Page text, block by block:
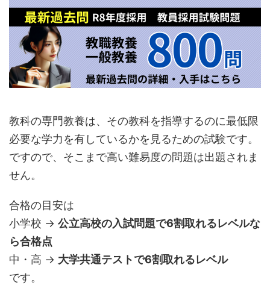
教科の専門教養は、その教科を指導するのに最低限
必要な学力を有しているかを見るための試験です。
ですので、そこまで高い難易度の問題は出題されま
せん。
合格の目安は
小学校 → 公立高校の入試問題で6割取れるレベルな
ら合格点
中・高 → 大学共通テストで6割取れるレベル
です。